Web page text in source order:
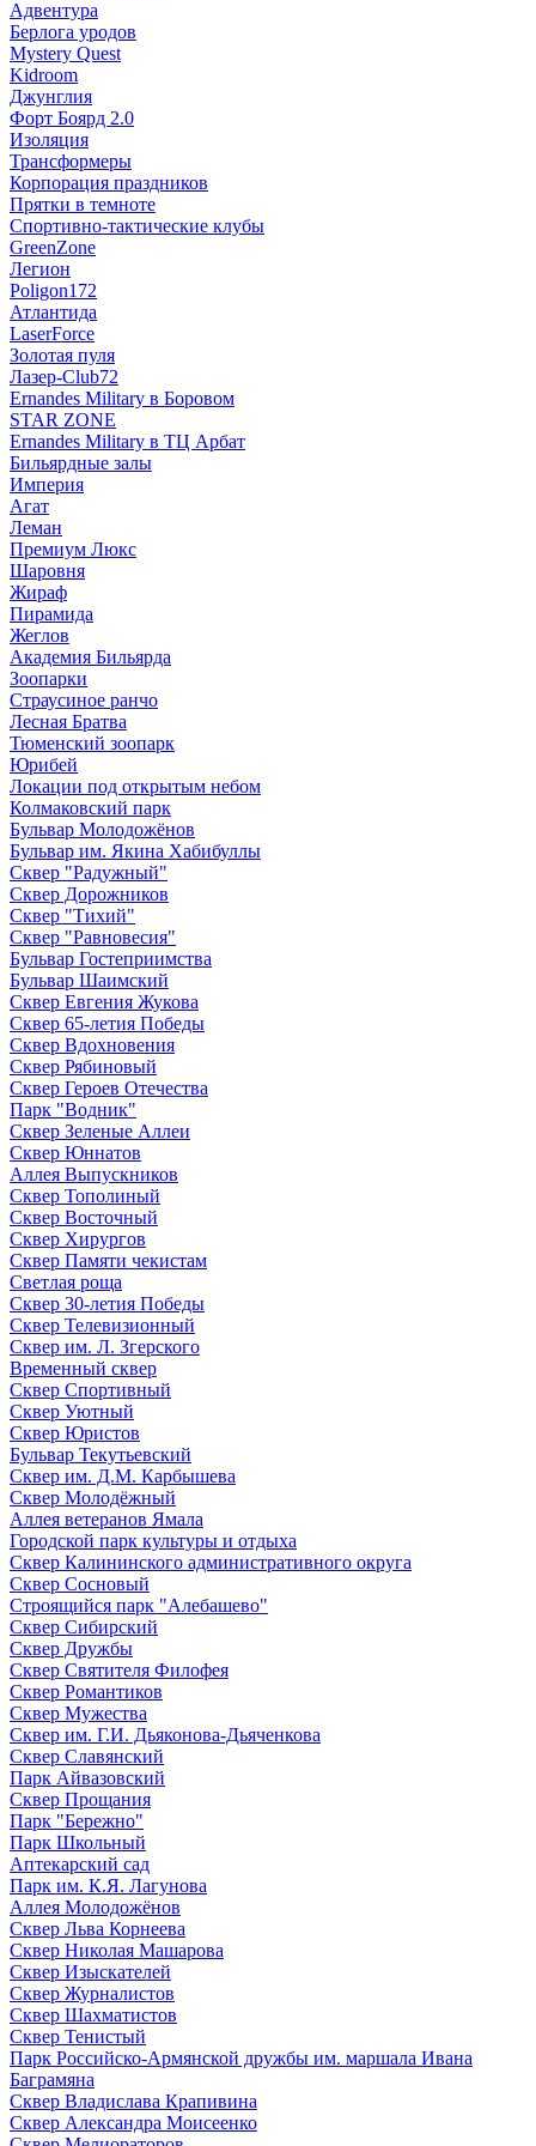
Адвентура
Берлога уродов
Mystery Quest
Kidroom
Джунглия
Форт Боярд 2.0
Изоляция
Трансформеры
Корпорация праздников
Прятки в темноте
Спортивно-тактические клубы
GreenZone
Легион
Poligon172
Атлантида
LaserForce
Золотая пуля
Лазер-Club72
Ernandes Military в Боровом
STAR ZONE
Ernandes Military в ТЦ Арбат
Бильярдные залы
Империя
Агат
Леман
Премиум Люкс
Шаровня
Жираф
Пирамида
Жеглов
Академия Бильярда
Зоопарки
Страусиное ранчо
Лесная Братва
Тюменский зоопарк
Юрибей
Локации под открытым небом
Колмаковский парк
Бульвар Молодожёнов
Бульвар им. Якина Хабибуллы
Сквер "Радужный"
Сквер Дорожников
Сквер "Тихий"
Cквер "Равновесия"
Бульвар Гостеприимства
Бульвар Шаимский
Сквер Евгения Жукова
Сквер 65-летия Победы
Сквер Вдохновения
Сквер Рябиновый
Сквер Героев Отечества
Парк "Водник"
Сквер Зеленые Аллеи
Сквер Юннатов
Аллея Выпускников
Сквер Тополиный
Сквер Восточный
Сквер Хирургов
Сквер Памяти чекистам
Светлая роща
Сквер 30-летия Победы
Сквер Телевизионный
Сквер им. Л. Згерского
Временный сквер
Сквер Спортивный
Сквер Уютный
Сквер Юристов
Бульвар Текутьевский
Сквер им. Д.М. Карбышева
Сквер Молодёжный
Аллея ветеранов Ямала
Городской парк культуры и отдыха
Сквер Калининского административного округа
Сквер Сосновый
Строящийся парк "Алебашево"
Сквер Сибирский
Сквер Дружбы
Сквер Святителя Филофея
Сквер Романтиков
Сквер Мужества
Сквер им. Г.И. Дьяконова-Дьяченкова
Сквер Славянский
Парк Айвазовский
Сквер Прощания
Парк "Бережно"
Парк Школьный
Аптекарский сад
Парк им. К.Я. Лагунова
Аллея Молодожёнов
Сквер Льва Корнеева
Сквер Николая Машарова
Сквер Изыскателей
Сквер Журналистов
Сквер Шахматистов
Сквер Тенистый
Парк Российско-Армянской дружбы им. маршала Ивана
Баграмяна
Сквер Владислава Крапивина
Сквер Александра Моисеенко